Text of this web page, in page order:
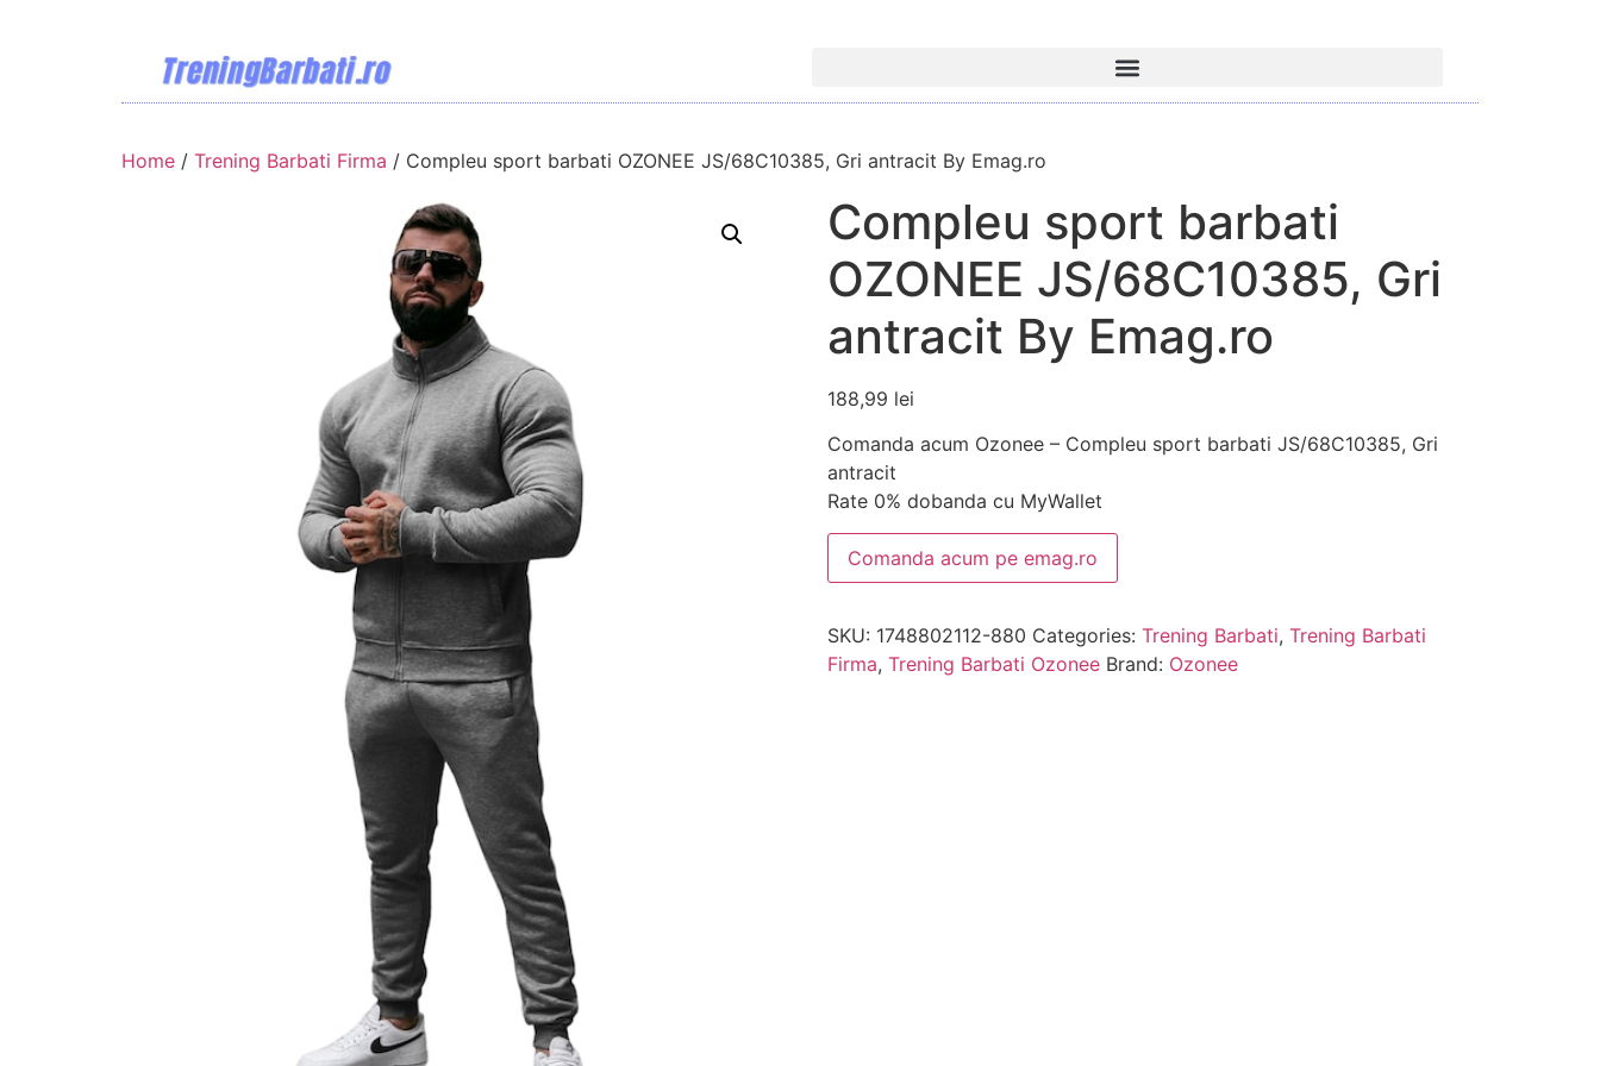
Home / Trening Barbati Firma / Compleu sport barbati OZONEE JS/68C10385, Gri antracit By Emag.ro
Compleu sport barbati
OZONEE JS/68C10385, Gri
antracit By Emag.ro
188,99 lei
Comanda acum Ozonee – Compleu sport barbati JS/68C10385, Gri
antracit
Rate 0% dobanda cu MyWallet
Comanda acum pe emag.ro
SKU: 1748802112-880 Categories: Trening Barbati, Trening Barbati
Firma, Trening Barbati Ozonee Brand: Ozonee